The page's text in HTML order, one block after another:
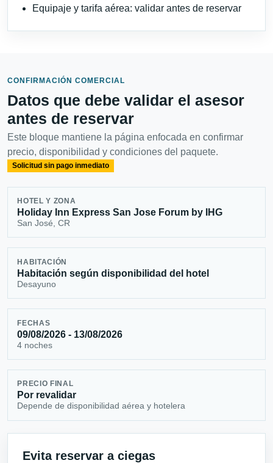
Equipaje y tarifa aérea: validar antes de reservar
CONFIRMACIÓN COMERCIAL
Datos que debe validar el asesor
antes de reservar
Este bloque mantiene la página enfocada en confirmar
precio, disponibilidad y condiciones del paquete.
Solicitud sin pago inmediato
HOTEL Y ZONA
Holiday Inn Express San Jose Forum by IHG
San José, CR
HABITACIÓN
Habitación según disponibilidad del hotel
Desayuno
FECHAS
09/08/2026 - 13/08/2026
4 noches
PRECIO FINAL
Por revalidar
Depende de disponibilidad aérea y hotelera
Evita reservar a ciegas